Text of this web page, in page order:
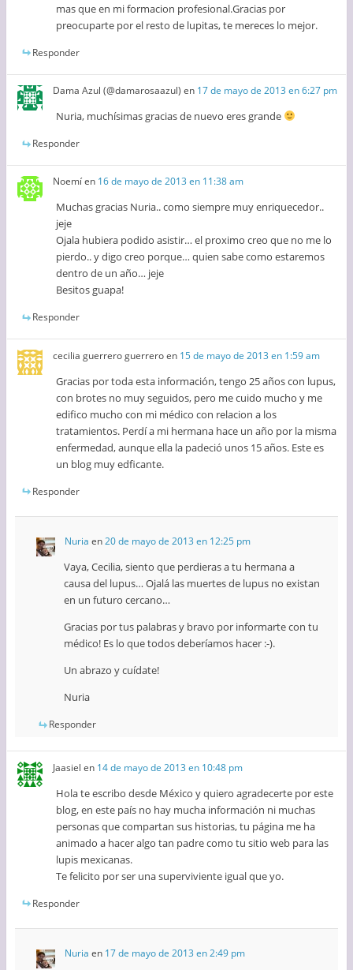
mas que en mi formacion profesional.Gracias por
preocuparte por el resto de lupitas, te mereces lo mejor.
Responder
Dama Azul (@damarosaazul) en 17 de mayo de 2013 en 6:27 pm
Nuria, muchísimas gracias de nuevo eres grande
Responder
Noemíen 16 de mayo de 2013 en 11:38 am
Muchas gracias Nuria.. como siempre muy enriquecedor..
jeje
Ojala hubiera podido asistir… el proximo creo que no me lo
pierdo.. y digo creo porque… quien sabe como estaremos
dentro de un año… jeje
Besitos guapa!
Responder
cecilia guerrero guerreroen 15 de mayo de 2013 en 1:59 am
Gracias por toda esta información, tengo 25 años con lupus,
con brotes no muy seguidos, pero me cuido mucho y me
edifico mucho con mi médico con relacion a los
tratamientos. Perdí a mi hermana hace un año por la misma
enfermedad, aunque ella la padeció unos 15 años. Este es
un blog muy edficante.
Responder
Nuria en20 de mayo de 2013 en 12:25 pm
Vaya, Cecilia, siento que perdieras a tu hermana a
causa del lupus… Ojalá las muertes de lupus no existan
en un futuro cercano…
Gracias por tus palabras y bravo por informarte con tu
médico! Es lo que todos deberíamos hacer :-).
Un abrazo y cuídate!
Nuria
Responder
Jaasiel en 14 de mayo de 2013 en 10:48 pm
Hola te escribo desde México y quiero agradecerte por este
blog, en este país no hay mucha información ni muchas
personas que compartan sus historias, tu página me ha
animado a hacer algo tan padre como tu sitio web para las
lupis mexicanas.
Te felicito por ser una superviviente igual que yo.
Responder
Nuria en 17 de mayo de 2013 en 2:49 pm